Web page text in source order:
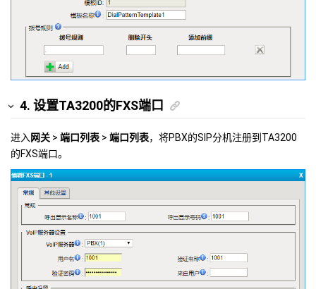
4. 设置TA3200的FXS端口
进入网关 > 端口列表 > 端口列表，将PBX的SIP分机注册到TA3200
的FXS端口。